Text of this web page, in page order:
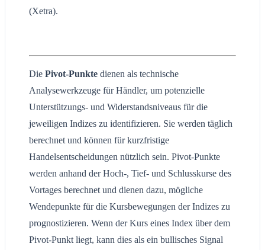
(Xetra).
Die Pivot-Punkte dienen als technische
Analysewerkzeuge für Händler, um potenzielle
Unterstützungs- und Widerstandsniveaus für die
jeweiligen Indizes zu identifizieren. Sie werden täglich
berechnet und können für kurzfristige
Handelsentscheidungen nützlich sein. Pivot-Punkte
werden anhand der Hoch-, Tief- und Schlusskurse des
Vortages berechnet und dienen dazu, mögliche
Wendepunkte für die Kursbewegungen der Indizes zu
prognostizieren. Wenn der Kurs eines Index über dem
Pivot-Punkt liegt, kann dies als ein bullisches Signal